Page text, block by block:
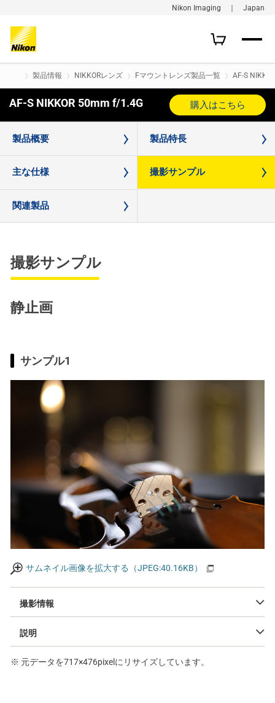
Nikon Imaging ｜ Japan
製品情報 NIKKORレンズ Fマウントレンズ製品一覧 AF-S
AF-S NIKKOR 50mm f/1.4G 購入はこちら
製品概要 製品特長
主な仕様 撮影サンプル
関連製品
撮影サンプル
静止画
サンプル1
サムネイル画像を拡大する（JPEG:40.16KB）
撮影情報
説明
※ 元データを717×476pixelにリサイズしています。